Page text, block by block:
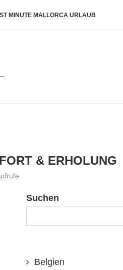
MINUTE MALLORCA URLAUB
& ERHOLUNG
Suchen
Belgien